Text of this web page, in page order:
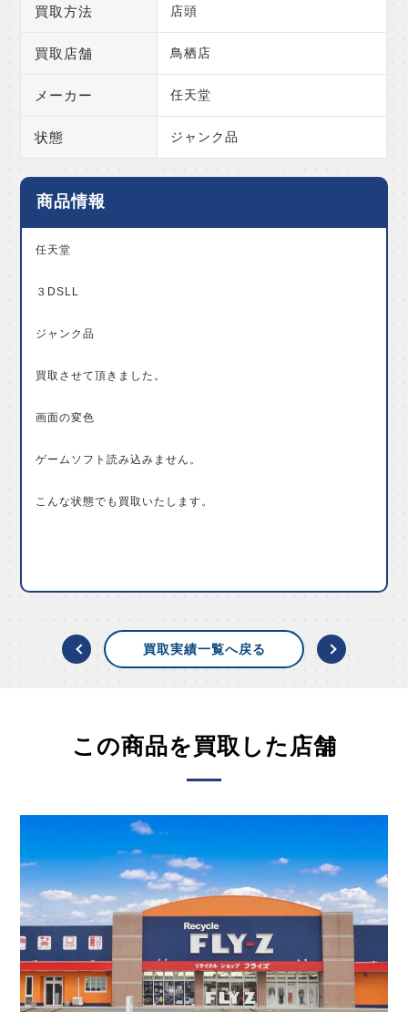
買取方法 店頭
買取店舗 鳥栖店
メーカー 任天堂
状態 ジャンク品
商品情報
任天堂
３DSLL
ジャンク品
買取させて頂きました。
画面の変色
ゲームソフト読み込みません。
こんな状態でも買取いたします。
買取実績一覧へ戻る
この商品を買取した店舗